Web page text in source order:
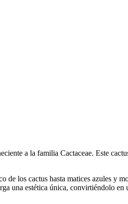
a la familia Cactaceae. Este
de los cactus hasta matices azules y
una estética única, convirtiéndolo